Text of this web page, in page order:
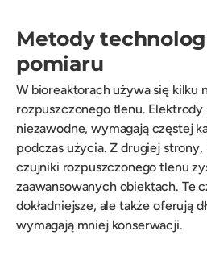
Metody
pomiaru
W bioreaktorach używa się kilku
rozpuszczonego tlenu.
niezawodne, wymagają częstej
podczas użycia. Z drugiej
czujniki rozpuszczonego tlenu
zaawansowanych obiektach. Te
dokładniejsze, ale także oferują
wymagają mniej konserwacji.